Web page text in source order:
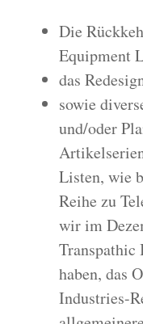
Die
Equipment
das
sowie
und/oder
Listen, wie
Reihe zu
wir im
Transpathic
haben, das
Industries-